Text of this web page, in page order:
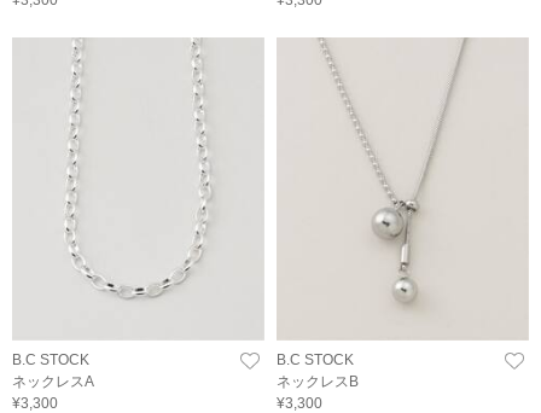
B.C STOCK
ネックレスA
¥3,300
B.C STOCK
ネックレスB
¥3,300